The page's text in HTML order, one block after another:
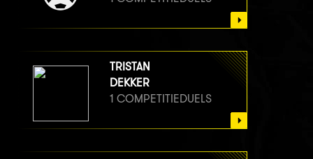
TRISTAN
DEKKER
1 COMPETITIEDUELS